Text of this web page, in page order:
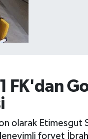
FK'dan
olarak Etimesgut
forvet